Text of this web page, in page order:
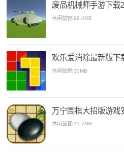
废品机械师手游下载
休闲益智|99.4MB
欢乐爱消除最新版下
休闲益智|30MB
万宁围棋大招版游戏
休闲益智 11.7MB